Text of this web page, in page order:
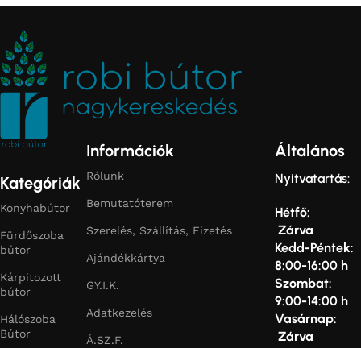
Kategóriák
Konyhabútor
Fürdőszoba
bútor
Kárpitozott
bútor
Hálószoba
Bútor
Információk
Rólunk
Bemutatóterem
Szerelés, Szállítás, Fizetés
Ajándékkártya
GY.I.K.
Adatkezelés
Á.SZ.F.
Általános
Nyitvatartás:
Hétfő:
Zárva
Kedd-Péntek:
8:00-16:00 h
Szombat:
9:00-14:00 h
Vasárnap:
Zárva